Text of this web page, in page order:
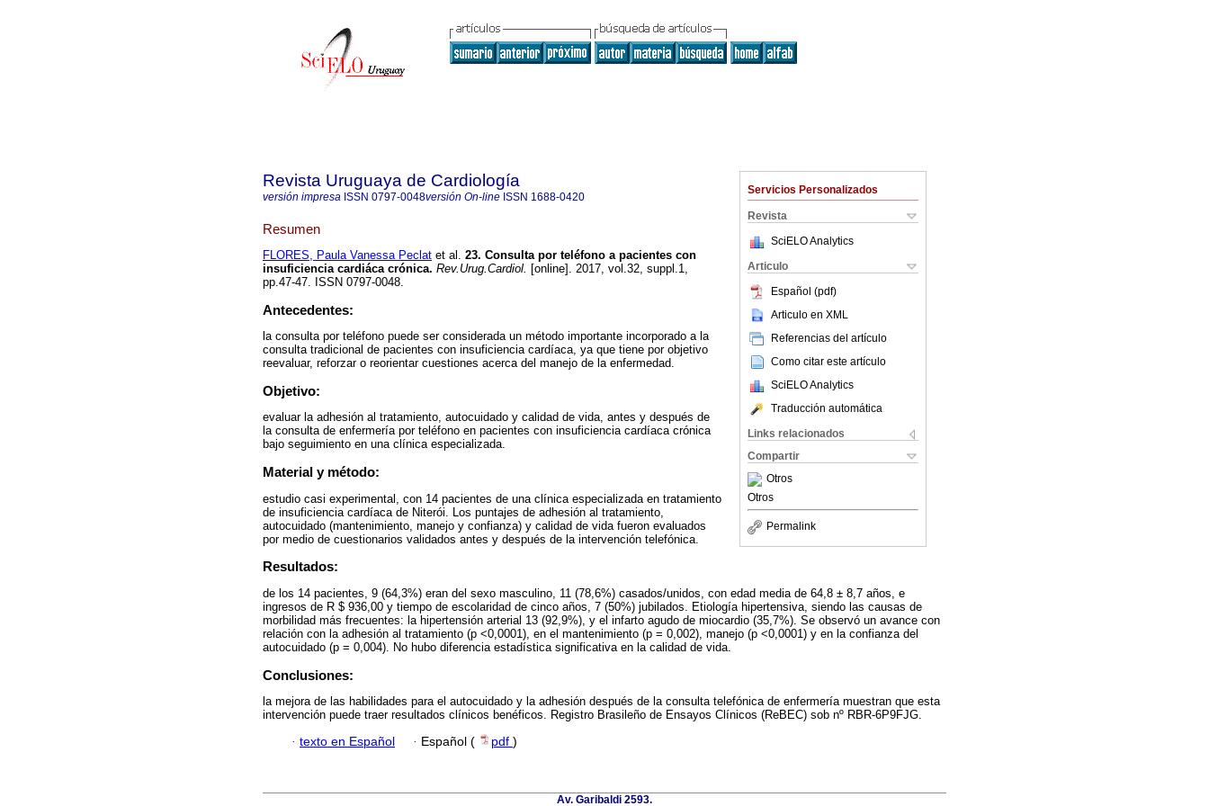
Servicios Personalizados
Revista
SciELO Analytics
Articulo
Español (pdf)
Articulo en XML
Referencias del artículo
Como citar este artículo
SciELO Analytics
Traducción automática
Links relacionados
Compartir
Otros
Otros
Permalink
Revista Uruguaya de Cardiología
versión impresa ISSN 0797-0048versión On-line ISSN 1688-0420
Resumen
FLORES, Paula Vanessa Peclat et al. 23. Consulta por teléfono a pacientes con
insuficiencia cardiáca crónica. Rev.Urug.Cardiol. [online]. 2017, vol.32, suppl.1,
pp.47-47. ISSN 0797-0048.
Antecedentes:
la consulta por teléfono puede ser considerada un método importante incorporado a la
consulta tradicional de pacientes con insuficiencia cardíaca, ya que tiene por objetivo
reevaluar, reforzar o reorientar cuestiones acerca del manejo de la enfermedad.
Objetivo:
evaluar la adhesión al tratamiento, autocuidado y calidad de vida, antes y después de
la consulta de enfermería por teléfono en pacientes con insuficiencia cardíaca crónica
bajo seguimiento en una clínica especializada.
Material y método:
estudio casi experimental, con 14 pacientes de una clínica especializada en tratamiento
de insuficiencia cardíaca de Niterói. Los puntajes de adhesión al tratamiento,
autocuidado (mantenimiento, manejo y confianza) y calidad de vida fueron evaluados
por medio de cuestionarios validados antes y después de la intervención telefónica.
Resultados:
de los 14 pacientes, 9 (64,3%) eran del sexo masculino, 11 (78,6%) casados/unidos, con edad media de 64,8 ± 8,7 años, e
ingresos de R $ 936,00 y tiempo de escolaridad de cinco años, 7 (50%) jubilados. Etiología hipertensiva, siendo las causas de
morbilidad más frecuentes: la hipertensión arterial 13 (92,9%), y el infarto agudo de miocardio (35,7%). Se observó un avance con
relación con la adhesión al tratamiento (p <0,0001), en el mantenimiento (p = 0,002), manejo (p <0,0001) y en la confianza del
autocuidado (p = 0,004). No hubo diferencia estadística significativa en la calidad de vida.
Conclusiones:
la mejora de las habilidades para el autocuidado y la adhesión después de la consulta telefónica de enfermería muestran que esta
intervención puede traer resultados clínicos benéficos. Registro Brasileño de Ensayos Clínicos (ReBEC) sob nº RBR-6P9FJG.
· texto en Español · Español ( pdf )
Av. Garibaldi 2593.